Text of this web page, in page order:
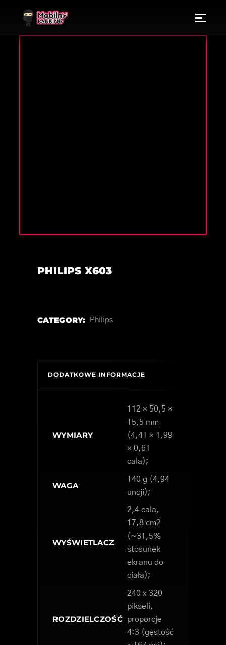
PHILIPS X603
CATEGORY: Philips
DODATKOWE INFORMACJE
WYMIARY
112 × 50,5 ×
15,5 mm
(4,41 × 1,99
× 0,61
cala);
WAGA
140 g (4,94
uncji);
WYŚWIETLACZ
2,4 cala,
17,8 cm2
(~31,5%
stosunek
ekranu do
ciała);
ROZDZIELCZOŚĆ
240 x 320
pikseli,
proporcje
4:3 (gęstość